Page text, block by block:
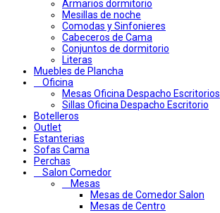
Armarios dormitorio
Mesillas de noche
Comodas y Sinfonieres
Cabeceros de Cama
Conjuntos de dormitorio
Literas
Muebles de Plancha
Oficina
Mesas Oficina Despacho Escritorios
Sillas Oficina Despacho Escritorio
Botelleros
Outlet
Estanterias
Sofas Cama
Perchas
Salon Comedor
Mesas
Mesas de Comedor Salon
Mesas de Centro